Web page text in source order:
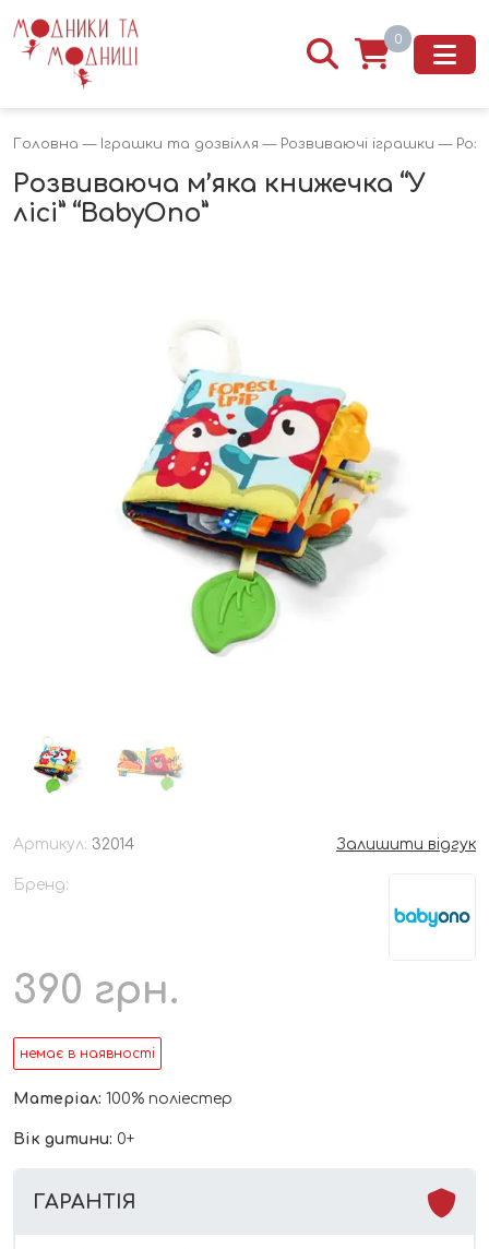
0
Головна — Іграшки та дозвілля — Розвиваючі іграшки —
Розвиваюча м’яка книжечка “У
лісі” “BabyOno”
Артикул: 32014 Залишити відгук
Бренд:
390 грн.
немає в наявності
Матеріал: 100% поліестер
Вік дитини: 0+
ГАРАНТІЯ